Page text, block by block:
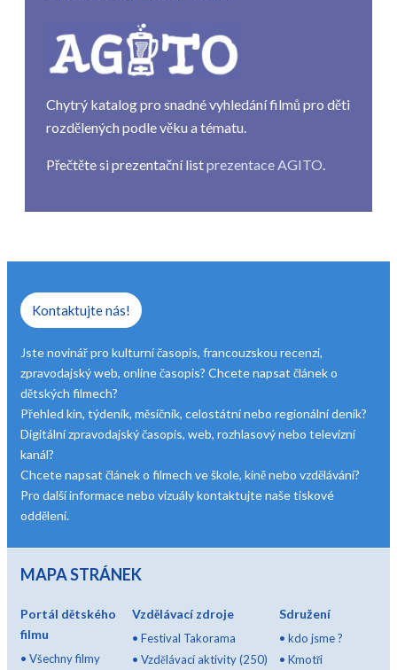
Chytrý katalog pro snadné vyhledání filmů pro děti
rozdělených podle věku a tématu.
Přečtěte si prezentační listprezentace AGITO.
Kontaktujte nás!
Jste novinář pro kulturní časopis, francouzskou recenzi,
zpravodajský web, online časopis? Chcete napsat článek o
dětských filmech?
Přehled kin, týdeník, měsíčník, celostátní nebo regionální deník?
Digitální zpravodajský časopis, web, rozhlasový nebo televizní
kanál?
Chcete napsat článek o filmech ve škole, kině nebo vzdělávání?
Pro další informace nebo vizuály kontaktujte naše tiskové
oddělení.
MAPA STRÁNEK
Portál dětského
filmu
• Všechny filmy
Vzdělávací zdroje
• Festival Takorama
• Vzdělávací aktivity (250)
Sdružení
•kdo jsme ?
•Kmotři